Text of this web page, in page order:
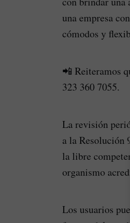
una empresa
cómodos y
📲 Reiteramos
323 360 7055.
La revisión
a la Resolución
la libre
organismo
Los usuarios